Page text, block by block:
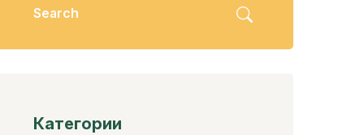
Категории